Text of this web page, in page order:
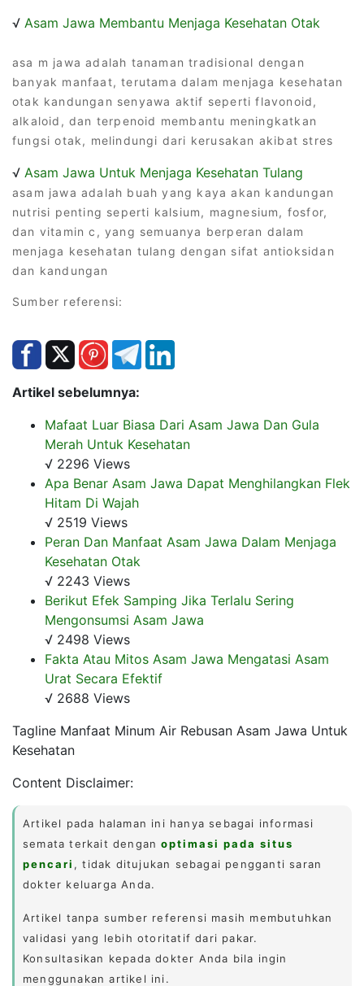
√ Asam Jawa Membantu Menjaga Kesehatan Otak
asa m jawa adalah tanaman tradisional dengan
banyak manfaat, terutama dalam menjaga kesehatan
otak kandungan senyawa aktif seperti flavonoid,
alkaloid, dan terpenoid membantu meningkatkan
fungsi otak, melindungi dari kerusakan akibat stres
√ Asam Jawa Untuk Menjaga Kesehatan Tulang
asam jawa adalah buah yang kaya akan kandungan
nutrisi penting seperti kalsium, magnesium, fosfor,
dan vitamin c, yang semuanya berperan dalam
menjaga kesehatan tulang dengan sifat antioksidan
dan kandungan
Sumber referensi:
Artikel sebelumnya:
Mafaat Luar Biasa Dari Asam Jawa Dan Gula
Merah Untuk Kesehatan
√ 2296 Views
Apa Benar Asam Jawa Dapat Menghilangkan Flek
Hitam Di Wajah
√ 2519 Views
Peran Dan Manfaat Asam Jawa Dalam Menjaga
Kesehatan Otak
√ 2243 Views
Berikut Efek Samping Jika Terlalu Sering
Mengonsumsi Asam Jawa
√ 2498 Views
Fakta Atau Mitos Asam Jawa Mengatasi Asam
Urat Secara Efektif
√ 2688 Views
Tagline Manfaat Minum Air Rebusan Asam Jawa Untuk
Kesehatan
Content Disclaimer:
Artikel pada halaman ini hanya sebagai informasi
semata terkait denganoptimasi pada situs
pencari , tidak ditujukan sebagai pengganti saran
dokter keluarga Anda.
Artikel tanpa sumber referensi masih membutuhkan
validasi yang lebih otoritatif dari pakar.
Konsultasikan kepada dokter Anda bila ingin
menggunakan artikel ini.